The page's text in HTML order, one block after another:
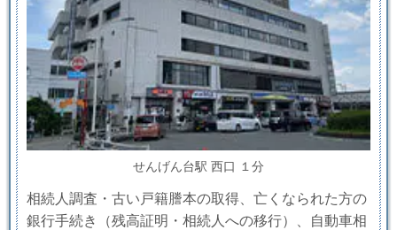
せんげん台駅 西口 １分
相続人調査・古い戸籍謄本の取得、亡くなられた方の
銀行手続き（残高証明・相続人への移行）、自動車相